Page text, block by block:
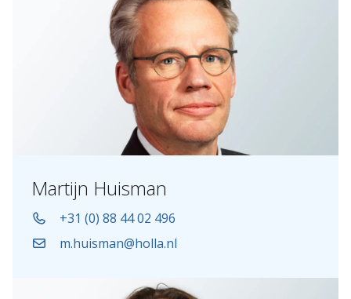
Martijn Huisman
+31 (0) 88 44 02 496
m.huisman@holla.nl